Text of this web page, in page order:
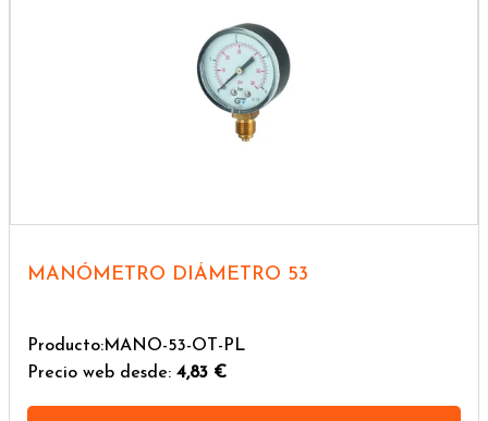
MANÓMETRO DIÁMETRO 53
Producto:MANO-53-OT-PL
Precio web desde: 4,83 €